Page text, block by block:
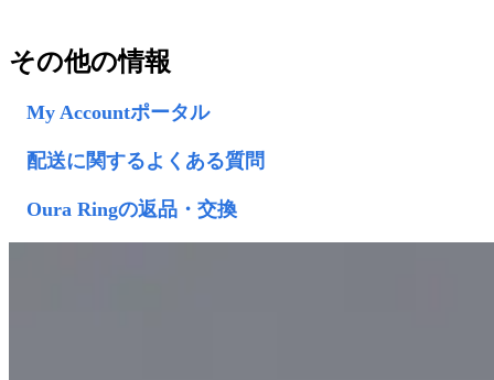
その他の情報
My Accountポータル
配送に関するよくある質問
Oura Ringの返品・交換